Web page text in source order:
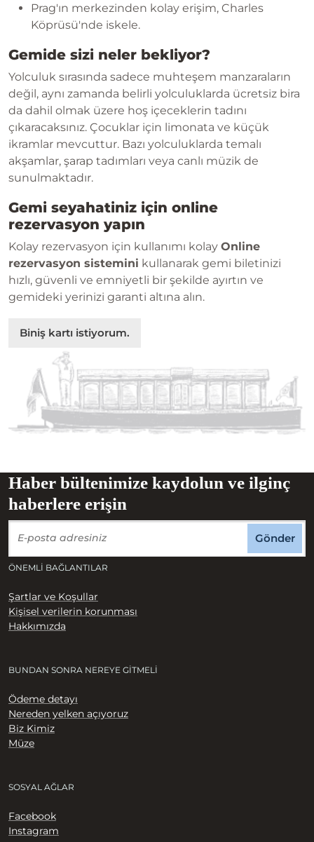
Prag'ın merkezinden kolay erişim, Charles
Köprüsü'nde iskele.
Gemide sizi neler bekliyor?
Yolculuk sırasında sadece muhteşem manzaraların
değil, aynı zamanda belirli yolculuklarda ücretsiz bira
da dahil olmak üzere hoş içeceklerin tadını
çıkaracaksınız. Çocuklar için limonata ve küçük
ikramlar mevcuttur. Bazı yolculuklarda temalı
akşamlar, şarap tadımları veya canlı müzik de
sunulmaktadır.
Gemi seyahatiniz için online
rezervasyon yapın
Kolay rezervasyon için kullanımı kolay Online
rezervasyon sistemini kullanarak gemi biletinizi
hızlı, güvenli ve emniyetli bir şekilde ayırtın ve
gemideki yerinizi garanti altına alın.
Biniş kartı istiyorum.
Haber bültenimize kaydolun ve ilginç
haberlere erişin
Gönder
ÖNEMLI BAĞLANTILAR
Şartlar ve Koşullar
Kişisel verilerin korunması
Hakkımızda
BUNDAN SONRA NEREYE GITMELI
Ödeme detayı
Nereden yelken açıyoruz
Biz Kimiz
Müze
SOSYAL AĞLAR
Facebook
Instagram